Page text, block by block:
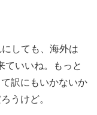
しても、海外は
ていいね。もっと
訳にもいかないか
うけど。